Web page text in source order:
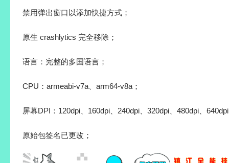
禁用弹出窗口以添加快捷方式；
原生 crashlytics 完全移除；
语言：完整的多国语言；
CPU：armeabi-v7a、arm64-v8a；
屏幕DPI：120dpi、160dpi、240dpi、320dpi、480dpi、
原始包签名已更改；